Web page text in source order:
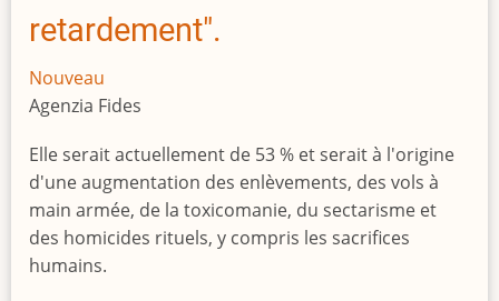
retardement".
Nouveau
Agenzia Fides
Elle serait actuellement de 53 % et serait à l'origine
d'une augmentation des enlèvements, des vols à
main armée, de la toxicomanie, du sectarisme et
des homicides rituels, y compris les sacrifices
humains.